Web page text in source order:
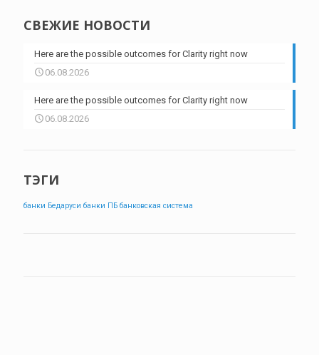
СВЕЖИЕ НОВОСТИ
Here are the possible outcomes for Clarity right now
06.08.2026
Here are the possible outcomes for Clarity right now
06.08.2026
ТЭГИ
банки Бедаруси банки ПБ банковская система